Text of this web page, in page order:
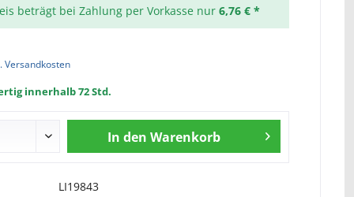
beträgt bei Zahlung per Vorkasse nur 6,76 € *
Versandkosten
innerhalb 72 Std.
In den Warenkorb
LI19843